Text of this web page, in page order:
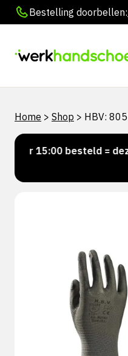
Bestelling doorbellen:
Home > Shop > HBV:
15:00 besteld =